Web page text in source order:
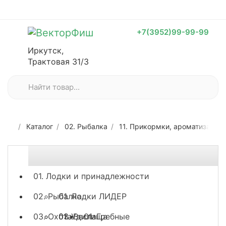
+7(3952)99-99-99
Иркутск,
Трактовая 31/3
Каталог 02. Рыбалка 11. Прикормки,
01. Лодки и принадлежности
01. Лодки ЛИДЕР
01. Гребные
03. Весла
02. Рыбалка
01. Удилища
03. Охота